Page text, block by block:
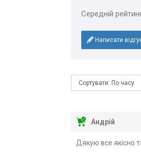
Середній
Написати
Андрій
Дякую все якісно